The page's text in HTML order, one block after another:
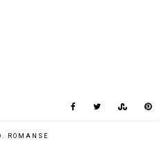
ROMANSE